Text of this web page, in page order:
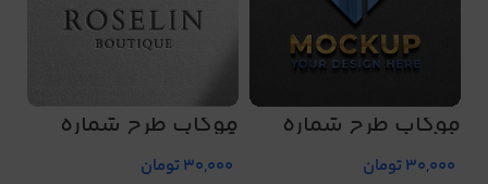
موکاپ طرح شماره
5055
30,000تومان
موکاپ طرح شماره
5056
30,000تومان